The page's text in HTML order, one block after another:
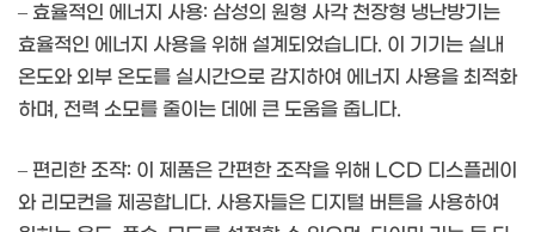
– 효율적인 에너지 사용: 삼성의 원형 사각 천장형 냉난방기는
효율적인 에너지 사용을 위해 설계되었습니다. 이 기기는 실내
온도와 외부 온도를 실시간으로 감지하여 에너지 사용을 최적화
하며, 전력 소모를 줄이는 데에 큰 도움을 줍니다.
– 편리한 조작: 이 제품은 간편한 조작을 위해 LCD 디스플레이
와 리모컨을 제공합니다. 사용자들은 디지털 버튼을 사용하여